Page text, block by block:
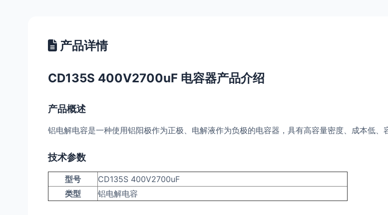
产品详情
CD135S 400V2700uF 电容器产品介绍
产品概述
铝电解电容是一种使用铝阳极作为正极、电解液作为负极的电容器，具有高容量密度、成本低、
技术参数
型号
CD135S 400V2700uF
类型
铝电解电容